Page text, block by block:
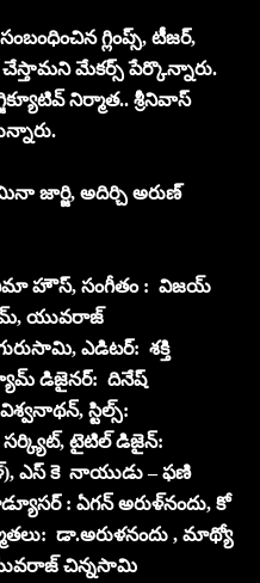
గ్లింప్స్‌, టీజ‌ర్‌,
మేక‌ర్స్ పేర్కొన్నారు.
నిర్మాత‌.. శ్రీనివాస్
జార్జి, అదిర్చి అరుణ్
హౌస్‌, సంగీతం : విజ‌య్
యువ‌రాజ్
ఎడిట‌ర్‌: శ‌క్తి
డిజైన‌ర్‌: దినేష్
స్టిల్స్‌:
టైటిల్ డిజైన్‌:
ఎస్ కె నాయుడు – ఫ‌ణి
: ఏగ‌న్ అరుళ్‌నందు, కో
డా.అరుళ‌నందు , మాథ్యో
యువ‌రాజ్ చిన్న‌సామి